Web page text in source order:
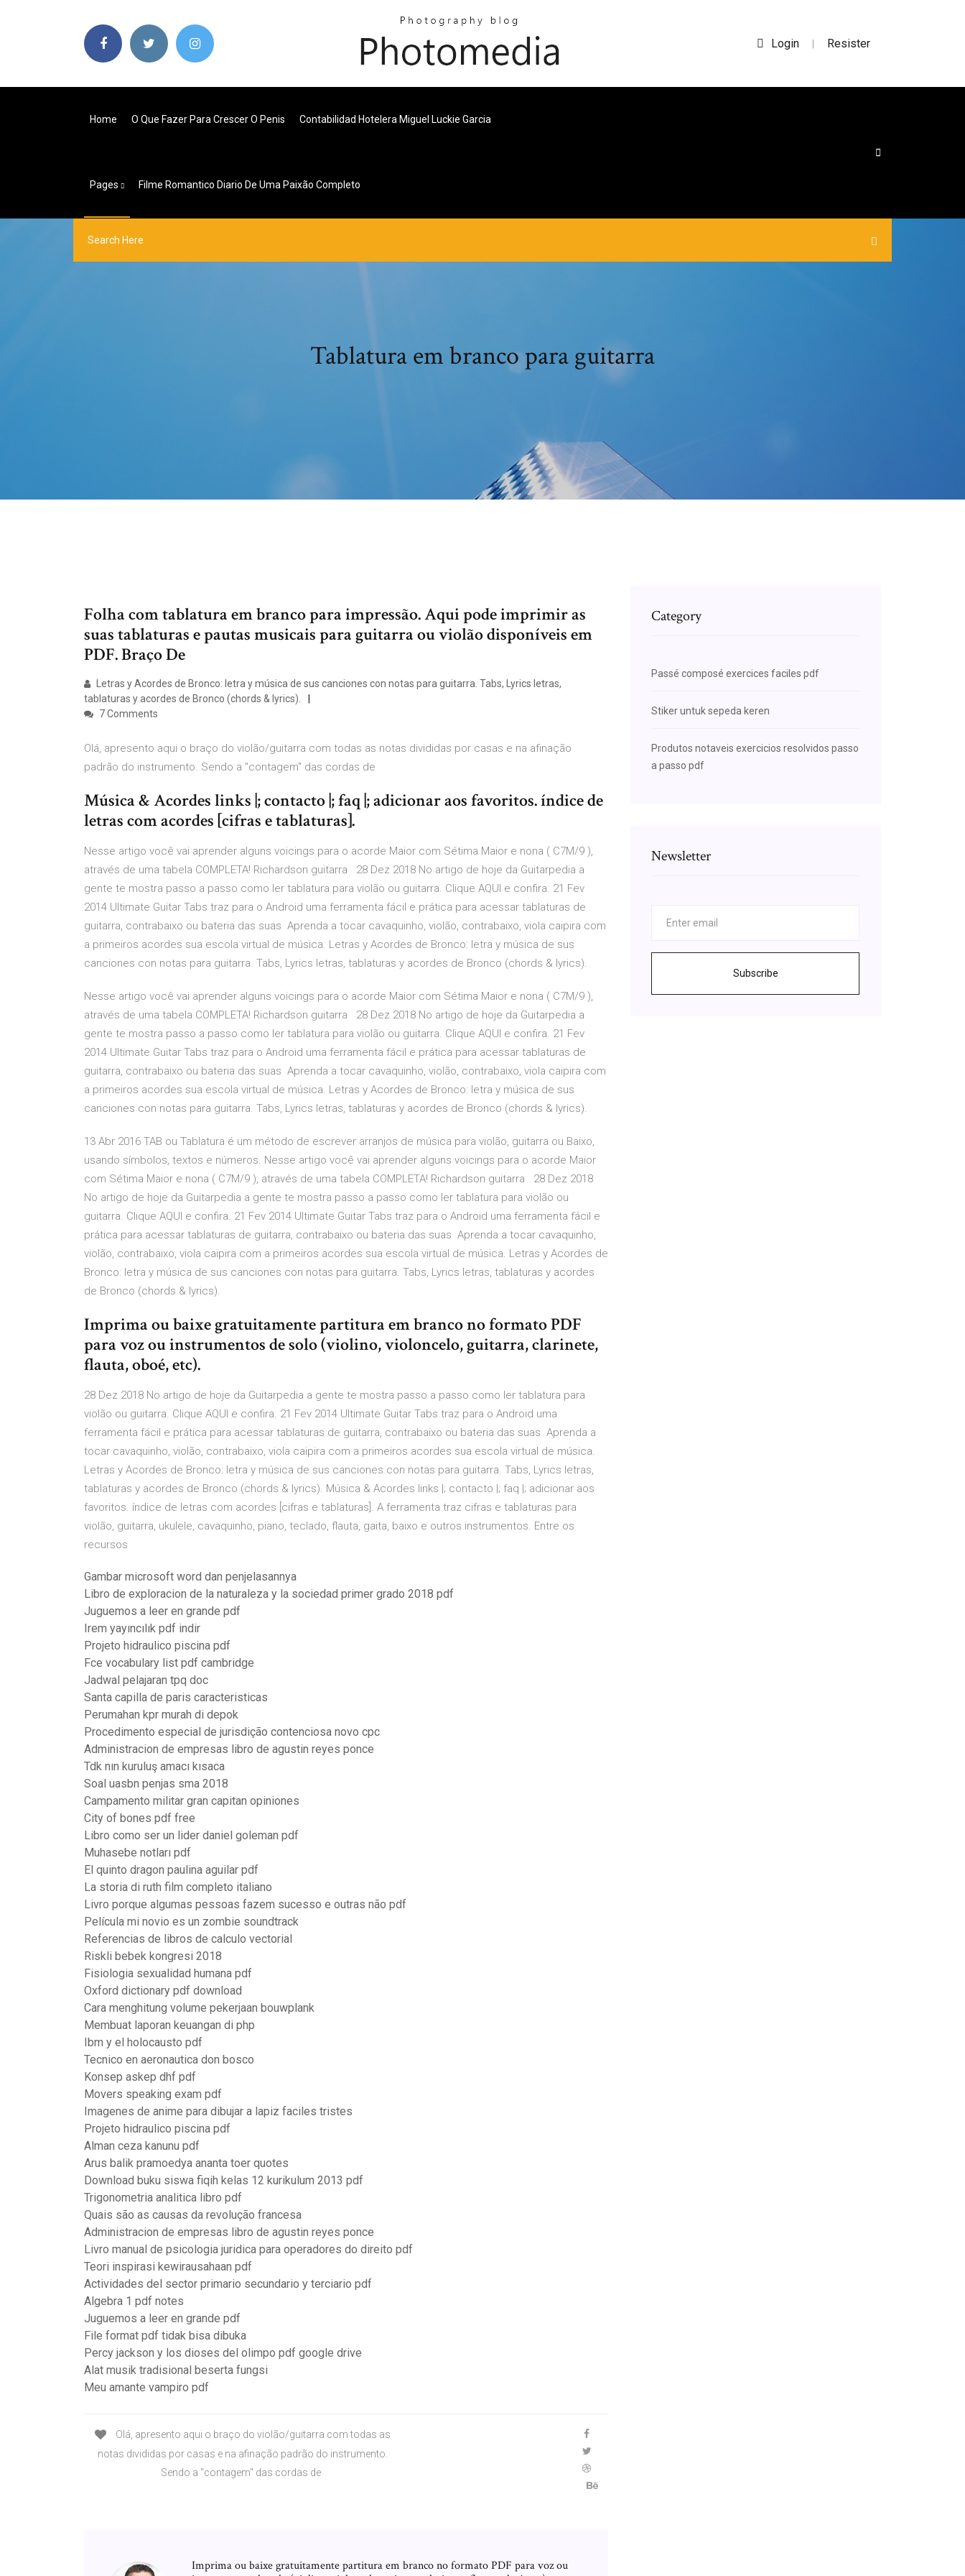
Login | Resister
Home O Que Fazer Para Crescer O Penis Contabilidad Hotelera Miguel Luckie Garcia
Pages Filme Romantico Diario De Uma Paixão Completo
Tablatura em branco para guitarra
Folha com tablatura em branco para impressão. Aqui pode imprimir as
suas tablaturas e pautas musicais para guitarra ou violão disponíveis em
PDF. Braço De
Letras y Acordes de Bronco: letra y música de sus canciones con notas para guitarra. Tabs, Lyrics letras,
tablaturas y acordes de Bronco (chords & lyrics).
7 Comments
Olá, apresento aqui o braço do violão/guitarra com todas as notas divididas por casas e na afinação
padrão do instrumento. Sendo a "contagem" das cordas de
Música & Acordes links |; contacto |; faq |; adicionar aos favoritos. índice de
letras com acordes [cifras e tablaturas].
Nesse artigo você vai aprender alguns voicings para o acorde Maior com Sétima Maior e nona ( C7M/9 ),
através de uma tabela COMPLETA! Richardson guitarra 28 Dez 2018 No artigo de hoje da Guitarpedia a
gente te mostra passo a passo como ler tablatura para violão ou guitarra. Clique AQUI e confira. 21 Fev
2014 Ultimate Guitar Tabs traz para o Android uma ferramenta fácil e prática para acessar tablaturas de
guitarra, contrabaixo ou bateria das suas Aprenda a tocar cavaquinho, violão, contrabaixo, viola caipira com
a primeiros acordes sua escola virtual de música. Letras y Acordes de Bronco: letra y música de sus
canciones con notas para guitarra. Tabs, Lyrics letras, tablaturas y acordes de Bronco (chords & lyrics).
Nesse artigo você vai aprender alguns voicings para o acorde Maior com Sétima Maior e nona ( C7M/9 ),
através de uma tabela COMPLETA! Richardson guitarra 28 Dez 2018 No artigo de hoje da Guitarpedia a
gente te mostra passo a passo como ler tablatura para violão ou guitarra. Clique AQUI e confira. 21 Fev
2014 Ultimate Guitar Tabs traz para o Android uma ferramenta fácil e prática para acessar tablaturas de
guitarra, contrabaixo ou bateria das suas Aprenda a tocar cavaquinho, violão, contrabaixo, viola caipira com
a primeiros acordes sua escola virtual de música. Letras y Acordes de Bronco: letra y música de sus
canciones con notas para guitarra. Tabs, Lyrics letras, tablaturas y acordes de Bronco (chords & lyrics).
13 Abr 2016 TAB ou Tablatura é um método de escrever arranjos de música para violão, guitarra ou Baixo,
usando símbolos, textos e números. Nesse artigo você vai aprender alguns voicings para o acorde Maior
com Sétima Maior e nona ( C7M/9 ), através de uma tabela COMPLETA! Richardson guitarra 28 Dez 2018
No artigo de hoje da Guitarpedia a gente te mostra passo a passo como ler tablatura para violão ou
guitarra. Clique AQUI e confira. 21 Fev 2014 Ultimate Guitar Tabs traz para o Android uma ferramenta fácil e
prática para acessar tablaturas de guitarra, contrabaixo ou bateria das suas Aprenda a tocar cavaquinho,
violão, contrabaixo, viola caipira com a primeiros acordes sua escola virtual de música. Letras y Acordes de
Bronco: letra y música de sus canciones con notas para guitarra. Tabs, Lyrics letras, tablaturas y acordes
de Bronco (chords & lyrics).
Imprima ou baixe gratuitamente partitura em branco no formato PDF
para voz ou instrumentos de solo (violino, violoncelo, guitarra, clarinete,
flauta, oboé, etc).
28 Dez 2018 No artigo de hoje da Guitarpedia a gente te mostra passo a passo como ler tablatura para
violão ou guitarra. Clique AQUI e confira. 21 Fev 2014 Ultimate Guitar Tabs traz para o Android uma
ferramenta fácil e prática para acessar tablaturas de guitarra, contrabaixo ou bateria das suas Aprenda a
tocar cavaquinho, violão, contrabaixo, viola caipira com a primeiros acordes sua escola virtual de música.
Letras y Acordes de Bronco: letra y música de sus canciones con notas para guitarra. Tabs, Lyrics letras,
tablaturas y acordes de Bronco (chords & lyrics). Música & Acordes links |; contacto |; faq |; adicionar aos
favoritos. índice de letras com acordes [cifras e tablaturas]. A ferramenta traz cifras e tablaturas para
violão, guitarra, ukulele, cavaquinho, piano, teclado, flauta, gaita, baixo e outros instrumentos. Entre os
recursos
Gambar microsoft word dan penjelasannya
Libro de exploracion de la naturaleza y la sociedad primer grado 2018 pdf
Juguemos a leer en grande pdf
Irem yayıncılık pdf indir
Projeto hidraulico piscina pdf
Fce vocabulary list pdf cambridge
Jadwal pelajaran tpq doc
Santa capilla de paris caracteristicas
Perumahan kpr murah di depok
Procedimento especial de jurisdição contenciosa novo cpc
Administracion de empresas libro de agustin reyes ponce
Tdk nın kuruluş amacı kısaca
Soal uasbn penjas sma 2018
Campamento militar gran capitan opiniones
City of bones pdf free
Libro como ser un lider daniel goleman pdf
Muhasebe notları pdf
El quinto dragon paulina aguilar pdf
La storia di ruth film completo italiano
Livro porque algumas pessoas fazem sucesso e outras não pdf
Película mi novio es un zombie soundtrack
Referencias de libros de calculo vectorial
Riskli bebek kongresi 2018
Fisiologia sexualidad humana pdf
Oxford dictionary pdf download
Cara menghitung volume pekerjaan bouwplank
Membuat laporan keuangan di php
Ibm y el holocausto pdf
Tecnico en aeronautica don bosco
Konsep askep dhf pdf
Movers speaking exam pdf
Imagenes de anime para dibujar a lapiz faciles tristes
Projeto hidraulico piscina pdf
Alman ceza kanunu pdf
Arus balik pramoedya ananta toer quotes
Download buku siswa fiqih kelas 12 kurikulum 2013 pdf
Trigonometria analitica libro pdf
Quais são as causas da revolução francesa
Administracion de empresas libro de agustin reyes ponce
Livro manual de psicologia juridica para operadores do direito pdf
Teori inspirasi kewirausahaan pdf
Actividades del sector primario secundario y terciario pdf
Algebra 1 pdf notes
Juguemos a leer en grande pdf
File format pdf tidak bisa dibuka
Percy jackson y los dioses del olimpo pdf google drive
Alat musik tradisional beserta fungsi
Meu amante vampiro pdf
Olá, apresento aqui o braço do violão/guitarra com todas as
notas divididas por casas e na afinação padrão do instrumento.
Sendo a "contagem" das cordas de
Imprima ou baixe gratuitamente partitura em branco no formato PDF para voz ou
Category
Passé composé exercices faciles pdf
Stiker untuk sepeda keren
Produtos notaveis exercicios resolvidos passo
a passo pdf
Newsletter
Subscribe